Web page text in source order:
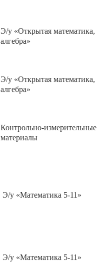
Э/у «Открытая математика,
алгебра»
Э/у «Открытая математика,
алгебра»
Контрольно-измерительные
материалы
Э/у «Математика 5-11»
Э/у «Математика 5-11»